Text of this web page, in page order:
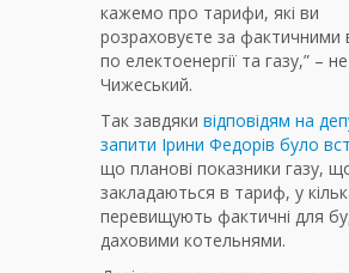
кажемо про тарифи, які ви
розраховуєте за фактичними
по електоенергії та газу,” –
Чижеський.
Так завдяки відповідям на
запити Ірини Федорів було
що планові показники газу,
закладаються в тариф, у
перевищують фактичні для
даховими котельнями.